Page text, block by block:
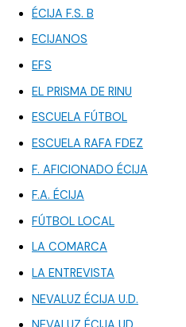
ÉCIJA F.S. B
ECIJANOS
EFS
EL PRISMA DE RINU
ESCUELA FÚTBOL
ESCUELA RAFA FDEZ
F. AFICIONADO ÉCIJA
F.A. ÉCIJA
FÚTBOL LOCAL
LA COMARCA
LA ENTREVISTA
NEVALUZ ÉCIJA U.D.